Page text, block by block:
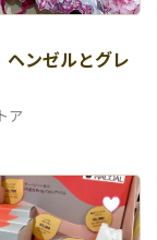
ヘンゼルとグレ
ア